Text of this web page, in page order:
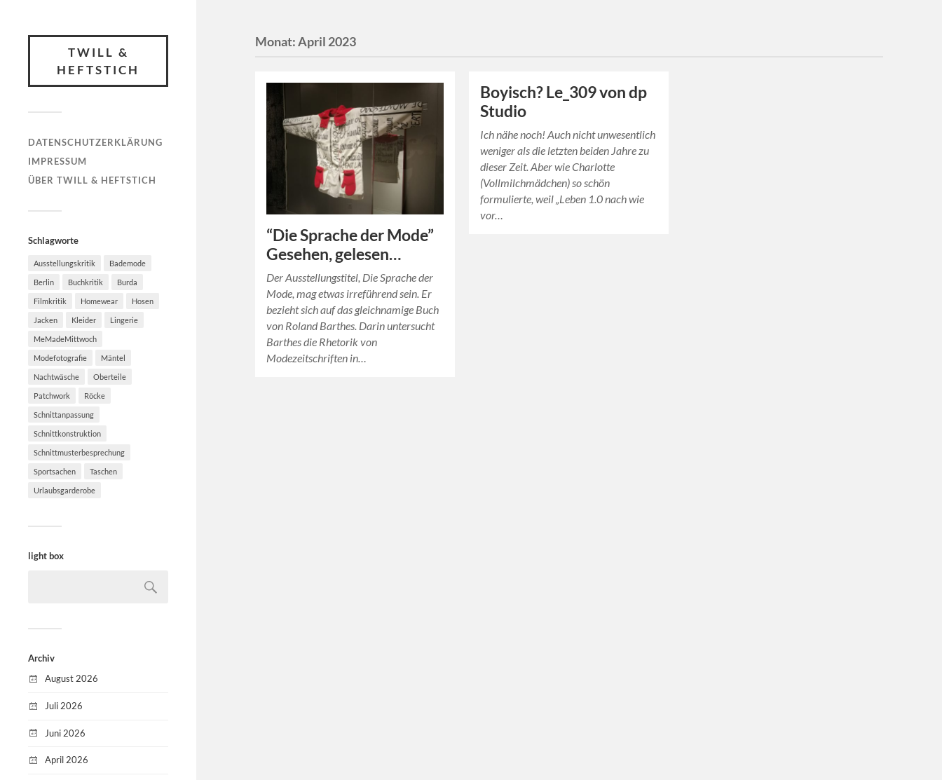
TWILL &
HEFTSTICH
DATENSCHUTZERKLÄRUNG
IMPRESSUM
ÜBER TWILL & HEFTSTICH
Schlagworte
Ausstellungskritik Bademode
Berlin Buchkritik Burda
Filmkritik Homewear Hosen
Jacken Kleider Lingerie
MeMadeMittwoch
Modefotografie Mäntel
Nachtwäsche Oberteile
Patchwork Röcke
Schnittanpassung
Schnittkonstruktion
Schnittmusterbesprechung
Sportsachen Taschen
Urlaubsgarderobe
light box
Archiv
August 2026
Juli 2026
Juni 2026
April 2026
Monat:April 2023
“Die Sprache der Mode”
Gesehen, gelesen…
Der Ausstellungstitel, Die Sprache der
Mode, mag etwas irreführend sein. Er
bezieht sich auf das gleichnamige Buch
von Roland Barthes. Darin untersucht
Barthes die Rhetorik von
Modezeitschriften in…
Boyisch? Le_309 von dp
Studio
Ich nähe noch! Auch nicht unwesentlich
weniger als die letzten beiden Jahre zu
dieser Zeit. Aber wie Charlotte
(Vollmilchmädchen) so schön
formulierte, weil „Leben 1.0 nach wie
vor…